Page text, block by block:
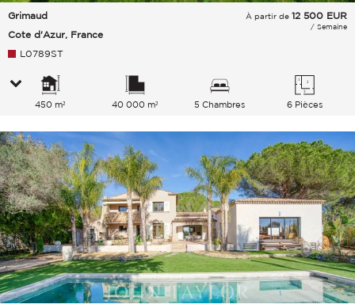
Grimaud
Cote d'Azur, France
À partir de 12 500 EUR
/ Semaine
L0789ST
450 m² 40 000 m² 5 Chambres 6 Pièces